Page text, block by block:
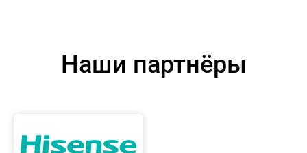
Наши партнёры